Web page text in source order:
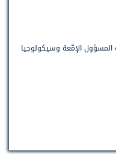
المسؤول الإمّعة وسيكولوجيا